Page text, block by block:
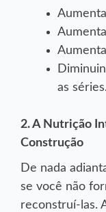
as séries.
2. A Nutrição
Construção
De nada
se você não
reconstruí-las.